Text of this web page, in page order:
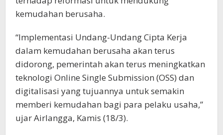
kemudahan berusaha.
“Implementasi Undang-Undang Cipta Kerja
dalam kemudahan berusaha akan terus
didorong, pemerintah akan terus meningkatkan
teknologi Online Single Submission (OSS) dan
digitalisasi yang tujuannya untuk semakin
memberi kemudahan bagi para pelaku usaha,”
ujar Airlangga, Kamis (18/3).